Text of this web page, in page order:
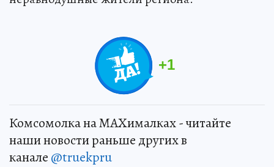
+1
Комсомолка на MAXималках - читайте
наши новости раньше других в
канале @truekpru